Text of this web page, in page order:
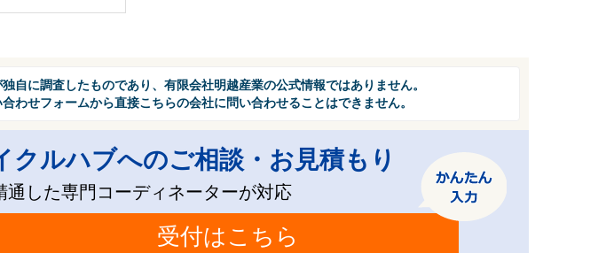
独自に調査したものであり、有限会社明越産業の公式情報ではありません。
わせフォームから直接こちらの会社に問い合わせることはできません。
クルハブへのご相談・お見積もり
通した専門コーディネーターが対応
受付はこちら